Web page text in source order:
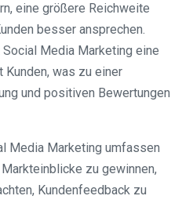
eine größere Reichweite
besser ansprechen.
Media Marketing eine
was zu einer
und positiven Bewertungen
Media Marketing umfassen
zu gewinnen,
Kundenfeedback zu